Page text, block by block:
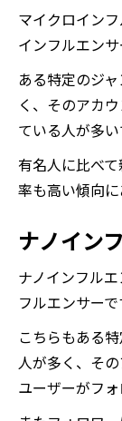
マイクロイン
インフルエンサ
ある特定のジ
く、そのアカ
ている人が多い
有名人に比べ
率も高い傾向に
ナノイン
ナノインフル
フルエンサーで
こちらもある
人が多く、そ
ユーザーがフォ